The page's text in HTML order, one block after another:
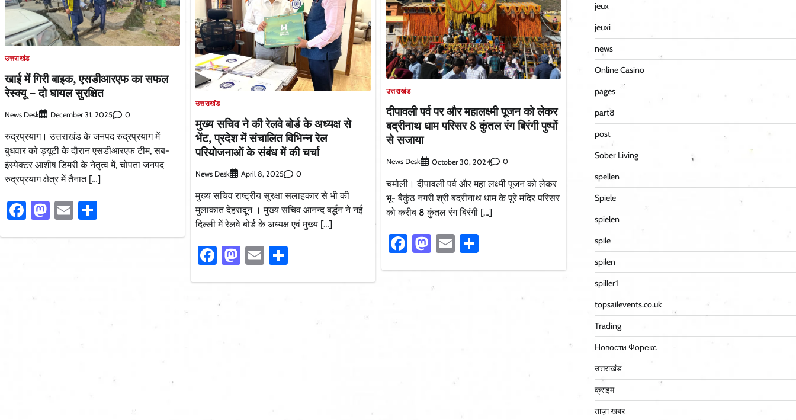
उत्तराखंड
खाई में गिरी बाइक, एसडीआरएफ का सफल
रेस्क्यू – दो घायल सुरक्षित
News Desk December 31, 2025 0
रुद्रप्रयाग। उत्तराखंड के जनपद रुद्रप्रयाग में
बुधवार को ड्यूटी के दौरान एसडीआरएफ टीम, सब-
इंस्पेक्टर आशीष डिमरी के नेतृत्व में, चोपता जनपद
रुद्रप्रयाग क्षेत्र में तैनात […]
Facebook
Mastodon
Email
उत्तराखंड
मुख्य सचिव ने की रेलवे बोर्ड के अध्यक्ष से
भेंट, प्रदेश में संचालित विभिन्न रेल
परियोजनाओं के संबंध में की चर्चा
News Desk April 8, 2025 0
मुख्य सचिव राष्ट्रीय सुरक्षा सलाहकार से भी की
मुलाकात देहरादून । मुख्य सचिव आनन्द बर्द्धन ने नई
दिल्ली में रेलवे बोर्ड के अध्यक्ष एवं मुख्य […]
Facebook
Mastodon
EmailShare
उत्तराखंड
दीपावली पर्व पर और महालक्ष्मी पूजन को लेकर
बद्रीनाथ धाम परिसर 8 कुंतल रंग बिरंगी पुष्पों
से सजाया
News Desk October 30, 2024 0
चमोली। दीपावली पर्व और महा लक्ष्मी पूजन को लेकर
भू- बैकुंठ नगरी श्री बदरीनाथ धाम के पूरे मंदिर परिसर
को करीब 8 कुंतल रंग बिरंगी […]
Facebook
Mastodon
EmailShare
jeux
jeuxi
news
Online Casino
pages
part8
post
Sober Living
spellen
Spiele
spielen
spile
spilen
spiller1
topsailevents.co.uk
Trading
Новости Форекс
उत्तराखंड
क्राइम
ताज़ा खबर